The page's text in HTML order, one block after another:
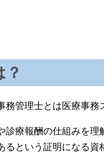
？
務管理士とは医療事務
診療報酬の仕組みを理
という証明になる資